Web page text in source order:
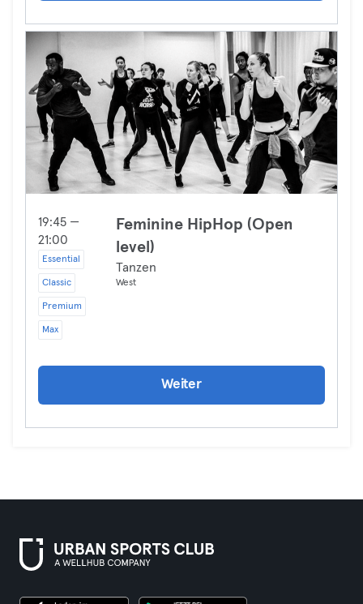
19:45 —
21:00
Essential
Classic
Premium
Max
Feminine HipHop (Open
level)
Tanzen
West
Weiter